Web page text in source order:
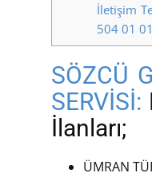
İletişim
504 01
SÖZCÜ
SERVİSİ:
İlanları;
ÜMRAN